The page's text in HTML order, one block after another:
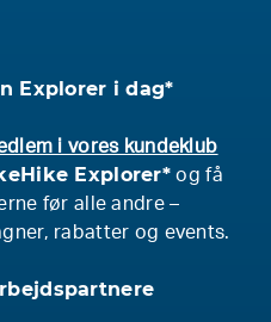
Explorer i dag*
i vores kundeklub
Explorer* og få
før alle andre –
rabatter og events.